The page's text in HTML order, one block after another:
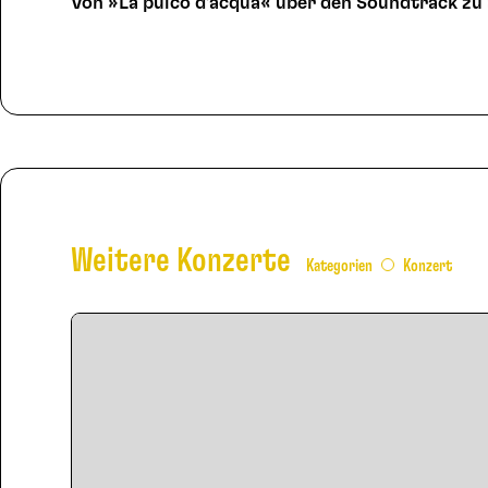
Weitere Konzerte Kategorien Konzert